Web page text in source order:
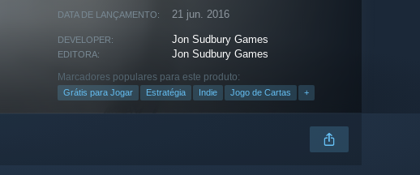
DATA DE LANÇAMENTO: 21 jun. 2016
DEVELOPER: Jon Sudbury Games
EDITORA: Jon Sudbury Games
Marcadores populares para este produto:
Grátis para Jogar Estratégia Indie Jogo de Cartas +